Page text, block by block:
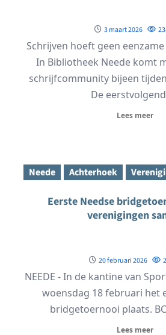
3 maart 2026
Schrijven hoeft geen
In Bibliotheek Neede komt
schrijfcommunity bijeen
De
Lees meer
Neede Achterhoek
Eerste Needse
verenigingen
20 februari 2026
NEEDE - In de kantine van
woensdag 18 februari het
bridgetoernooi plaats.
Lees meer